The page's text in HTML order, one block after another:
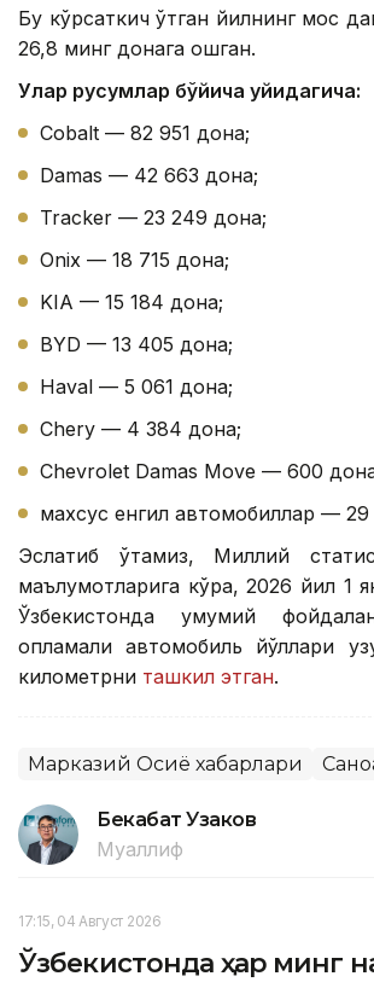
Бу кўрсаткич ўтган йилнинг мос
26,8 минг донага ошган.
Улар русумлар бўйича қуйидагича:
Cobalt — 82 951 дона;
Damas — 42 663 дона;
Tracker — 23 249 дона;
Onix — 18 715 дона;
KIA — 15 184 дона;
BYD — 13 405 дона;
Haval — 5 061 дона;
Chery — 4 384 дона;
Chevrolet Damas Move — 600
махсус енгил автомобиллар — 29
Эслатиб ўтамиз, Миллий
маълумотларига кўра, 2026 йил 1
Ўзбекистонда умумий
қопламали автомобиль йўллари
километрни ташкил этган.
Марказий Осиё хабарлари
Бекабат Узаков
Муаллиф
17:15, 04 Август 2026
Ўзбекистонда ҳар минг